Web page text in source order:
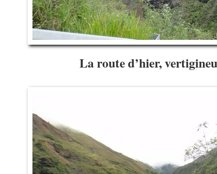
La route d’hier,